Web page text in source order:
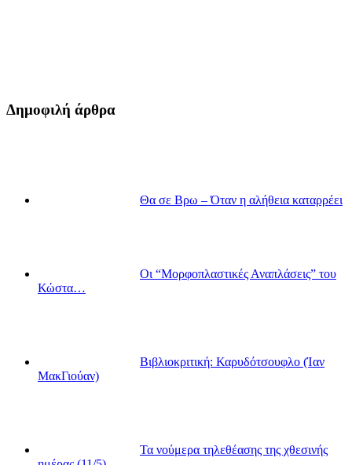
Δημοφιλή άρθρα
Θα σε Βρω – Όταν η αλήθεια καταρρέει
Οι “Μορφοπλαστικές Αναπλάσεις” του
Κώστα…
Βιβλιοκριτική: Καρυδότσουφλο (Ίαν
ΜακΓιούαν)
Τα νούμερα τηλεθέασης της χθεσινής